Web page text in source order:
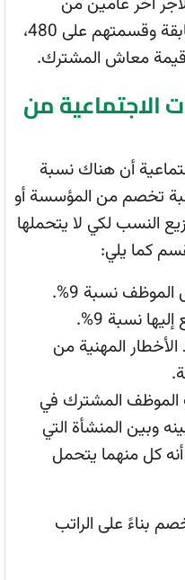
الاشتراك في مدة الاشتراك السابقة وقسمتهم على 480،
قيمة معاش المشترك.
الاجتماعية من
أن هناك نسبة
تخصم من المؤسسة أو
النسب لكي لا يتحملها
نسبة 9%.
نسبة 9%.
بند الأخطار المهنية من
راتب الموظف المشترك في
وبين المنشأة التي
كل منهما يتحمل
بناءً على الراتب